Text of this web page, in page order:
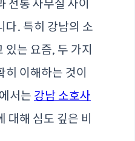
전통 사무실 사이
다. 특히 강남의 소
는 요즘, 두 가지
이해하는 것이
서는 강남 소호사
대해 심도 깊은 비